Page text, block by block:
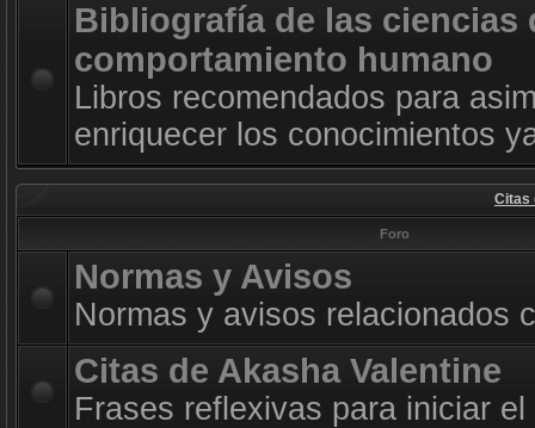
Bibliografía de las ciencias
comportamiento humano
Libros recomendados para
enriquecer los conocimientos
Citas
Foro
Normas y Avisos
Normas y avisos relacionados
Citas de Akasha Valentine
Frases reflexivas para iniciar